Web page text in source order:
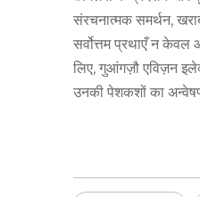
संरचनात्मक समर्थन,
सर्वोत्तम प्रथाएँ न केवल
लिए, गुआंगज़ौ एविज़न
उनकी पेशकशों का